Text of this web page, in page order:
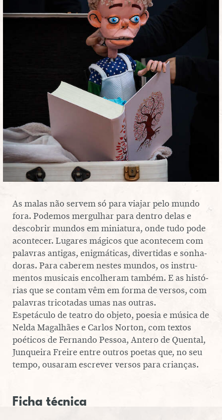
SERVIÇO EDUCATIVO
As malas não servem só para viajar pelo mundo
fora. Podemos mer­gu­lhar para dentro delas e
des­co­brir mundos em mi­ni­a­tura, onde tudo pode
acon­te­cer. Lugares mágicos que acon­te­cem com
palavras antigas, enig­má­ti­cas, di­ver­ti­das e so­nha­
do­ras. Para caberem nestes mundos, os ins­tru­
men­tos musicais en­co­lhe­ram também. E as his­tó­
rias que se contam vêm em forma de versos, com
palavras tri­co­ta­das umas nas outras.
Es­pe­tá­culo de teatro do objeto, poesia e música de
Nelda Ma­ga­lhães e Carlos Norton, com textos
poéticos de Fernando Pessoa, Antero de Quental,
Jun­queira Freire entre outros poetas que, no seu
tempo, ousaram escrever versos para crianças.
Ficha técnica